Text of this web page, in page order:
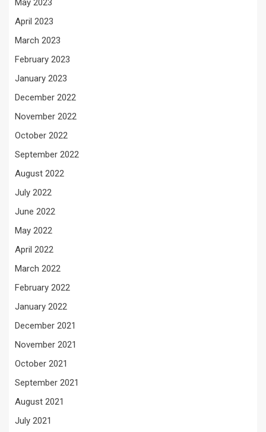
May 2023
April 2023
March 2023
February 2023
January 2023
December 2022
November 2022
October 2022
September 2022
August 2022
July 2022
June 2022
May 2022
April 2022
March 2022
February 2022
January 2022
December 2021
November 2021
October 2021
September 2021
August 2021
July 2021